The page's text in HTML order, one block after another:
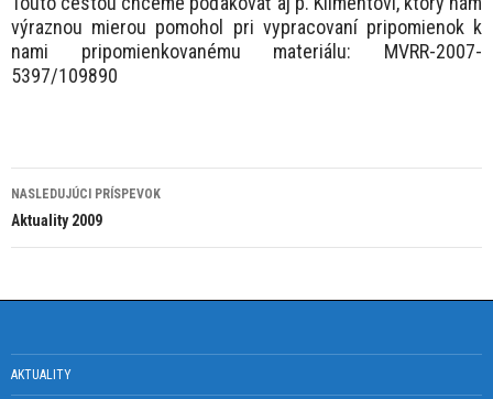
výraznou mierou pomohol pri vypracovaní pripomienok k
nami pripomienkovanému materiálu: MVRR-2007-
5397/109890
Navigácia
článkami
NASLEDUJÚCI PRÍSPEVOK
Aktuality 2009
AKTUALITY